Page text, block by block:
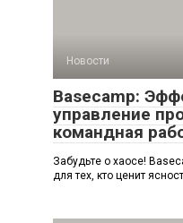
Новости
Basecamp:
управление
командная
Забудьте о хаосе!
для тех, кто ценит